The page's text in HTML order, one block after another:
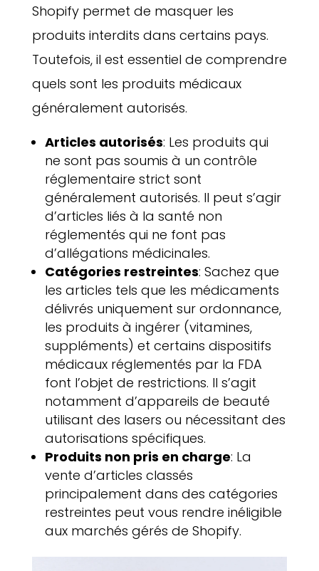
Shopify permet de masquer les
produits interdits dans certains pays.
Toutefois, il est essentiel de comprendre
quels sont les produits médicaux
généralement autorisés.
Articles autorisés: Les produits qui
ne sont pas soumis à un contrôle
réglementaire strict sont
généralement autorisés. Il peut s’agir
d’articles liés à la santé non
réglementés qui ne font pas
d’allégations médicinales.
Catégories restreintes: Sachez que
les articles tels que les médicaments
délivrés uniquement sur ordonnance,
les produits à ingérer (vitamines,
suppléments) et certains dispositifs
médicaux réglementés par la FDA
font l’objet de restrictions. Il s’agit
notamment d’appareils de beauté
utilisant des lasers ou nécessitant des
autorisations spécifiques.
Produits non pris en charge: La
vente d’articles classés
principalement dans des catégories
restreintes peut vous rendre inéligible
aux marchés gérés de Shopify.